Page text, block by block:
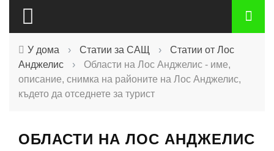
У дома › Статии за САЩ ›
Статии от Лос
Анджелис
›
Области на Лос Анджелис - име,
описание, снимка на районите на Лос Анджелис,
където да отседнете за турист
ОБЛАСТИ НА ЛОС АНДЖЕЛИС